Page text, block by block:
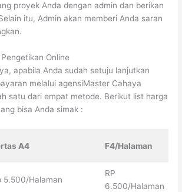
proyek Anda dengan admin dan berikan
itu, Admin akan memberi Anda saran
Online
apabila Anda sudah setuju lanjutkan
melalui agensiMaster Cahaya
satu dari empat metode. Berikut list harga
bisa Anda simak :
A4 F4/Halaman
5.500/Halaman
RP
6.500/Halaman